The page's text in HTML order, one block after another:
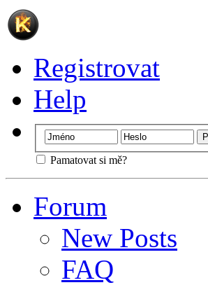
Registrovat
Help
Pamatovat si mě?
Forum
New Posts
FAQ